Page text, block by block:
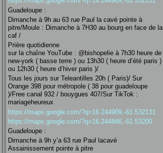
Guadeloupe :
Dimanche à 9h au 63 rue Paul la cavé pointe à
pitre/Moule : Dimanche à 7H30 au bourg en face de la
caf /
Prière quotidienne
sur la chaîne YouTube : @bishopelie à 7h30 heure de
new-york ( basse terre ) ou 13h30 ( heure d’été paris )
ou 12h30 ( heure d’hiver paris )/
Tous les jours sur Teleantilles 20h ( Paris)/ Sur
Orange 398 pour métropole ( 38 pour guadeloupe
)/Free canal 932 / bouygues 407/Sur TikTok :
mariageheureux
https://maps.google.com/?q=16.244909,-61.532131
https://maps.google.com/?q=16.244846,-61.53200
Guadeloupe :
Dimanche à 9h y’a 63 rue Paul lacavé
Assainissement pointe à pitre